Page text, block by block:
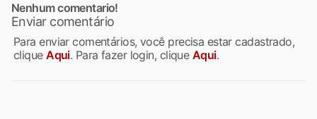
Nenhum comentario!
Enviar comentário
Para enviar comentários, você precisa estar cadastrado,
cliqueAqui. Para fazer login, clique Aqui.